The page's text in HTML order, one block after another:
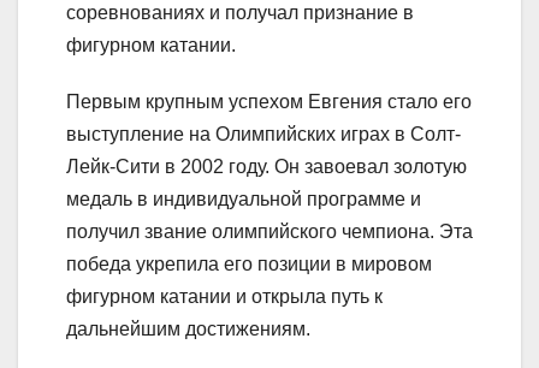
соревнованиях и получал признание в
фигурном катании.
Первым крупным успехом Евгения стало его
выступление на Олимпийских играх в Солт-
Лейк-Сити в 2002 году. Он завоевал золотую
медаль в индивидуальной программе и
получил звание олимпийского чемпиона. Эта
победа укрепила его позиции в мировом
фигурном катании и открыла путь к
дальнейшим достижениям.